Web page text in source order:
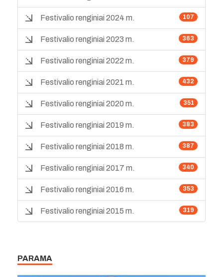
107
Festivalio renginiai 2024 m.
363
Festivalio renginiai 2023 m.
379
Festivalio renginiai 2022 m.
432
Festivalio renginiai 2021 m.
351
Festivalio renginiai 2020 m.
383
Festivalio renginiai 2019 m.
387
Festivalio renginiai 2018 m.
340
Festivalio renginiai 2017 m.
353
Festivalio renginiai 2016 m.
319
Festivalio renginiai 2015 m.
PARAMA